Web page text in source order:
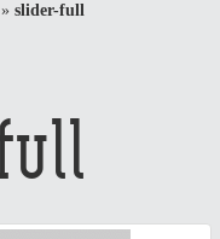
» slider-full